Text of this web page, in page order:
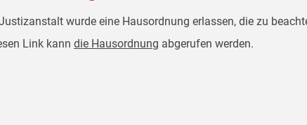
wurde eine Hausordnung erlassen, die zu
Link kann die Hausordnung abgerufen werden.